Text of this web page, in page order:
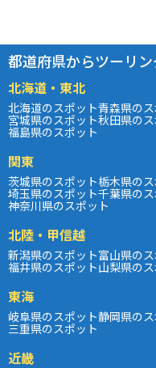
都道府県からツーリ
北海道・東北
北海道のスポット青森県の
宮城県のスポット秋田県の
福島県のスポット
関東
茨城県のスポット栃木県の
埼玉県のスポット千葉県の
神奈川県のスポット
北陸・甲信越
新潟県のスポット富山県の
福井県のスポット山梨県の
東海
岐阜県のスポット静岡県の
三重県のスポット
近畿